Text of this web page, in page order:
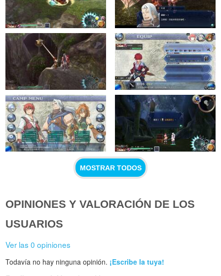
MOSTRAR TODOS
OPINIONES Y VALORACIÓN DE LOS
USUARIOS
Ver las 0 opiniones
Todavía no hay ninguna opinión. ¡Escribe la tuya!